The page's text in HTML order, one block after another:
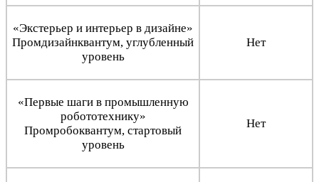
«Экстерьер и интерьер в дизайне»
Промдизайнквантум, углубленный
уровень
Нет
«Первые шаги в промышленную
робототехнику»
Промробоквантум, стартовый
уровень
Нет